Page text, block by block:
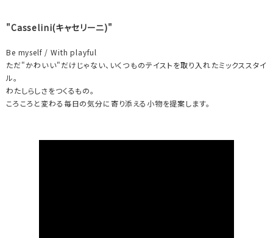
"Casselini(キャセリーニ)"
Be myself / With playful
ただ"かわいい"だけじゃない、いくつものテイストを取り入れたミックススタイ
ル。
わたしらしさをつくるもの。
ころころと変わる毎日の気分に寄り添える小物を提案します。